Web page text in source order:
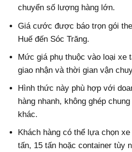
chuyển số lượng hàng lớn.
Giá cước được báo trọn gói
Huế đến Sóc Trăng.
Mức giá phụ thuộc vào loại xe
giao nhận và thời gian vận
Hình thức này phù hợp với
hàng nhanh, không ghép
khác.
Khách hàng có thể lựa chọn
tấn, 15 tấn hoặc container tùy